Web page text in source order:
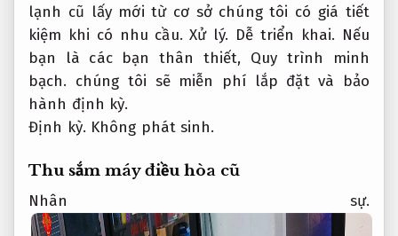
lạnh cũ lấy mới từ cơ sở chúng tôi có giá tiết
kiệm khi có nhu cầu.Xử lý. Dễ triển khai. Nếu
bạn là các bạn thân thiết, Quy trình minh
bạch. chúng tôi sẽ miễn phí lắp đặt và bảo
hành định kỳ.
Định kỳ. Không phát sinh.
Thu sắm máy điều hòa cũ
Nhân sự.